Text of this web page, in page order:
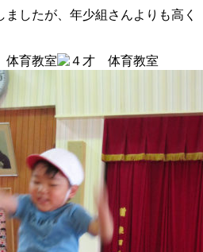
したが、年少組さんよりも高く